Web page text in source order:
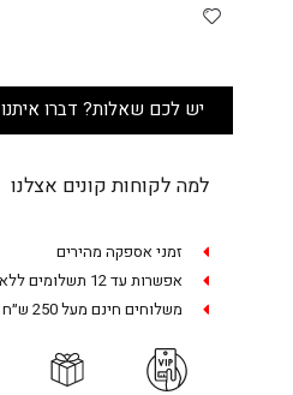
יש לכם שאלות? דברו איתנו
למה לקוחות קונים אצלנו
זמני אספקה מהירים
אפשרות עד 12 תשלומים ללא ריבית
משלוחים חינם מעל 250 ש״ח